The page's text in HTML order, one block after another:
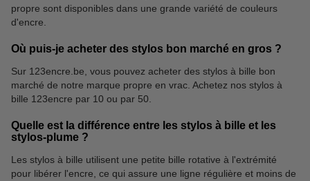
propre sont disponibles dans une grande variété de couleurs
d'encre.
Où puis-je acheter des stylos bon marché en gros ?
Sur 123encre.be, vous pouvez acheter des stylos à bille bon
marché de notre marque propre en vrac. Achetez nos stylos à
bille 123encre par 10 ou par 50.
Quelle est la différence entre les stylos à bille et les
stylos-plume ?
Les stylos à bille utilisent une petite bille rotative à l'extrémité
pour libérer l'encre, ce qui assure une ligne régulière et moins de